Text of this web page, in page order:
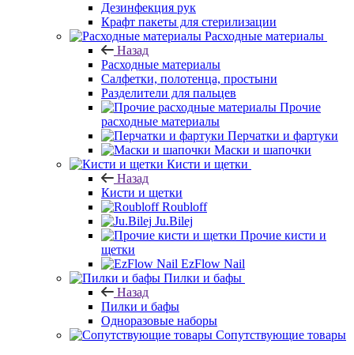
Дезинфекция рук
Крафт пакеты для стерилизации
Расходные материалы
Назад
Расходные материалы
Салфетки, полотенца, простыни
Разделители для пальцев
Прочие
расходные материалы
Перчатки и фартуки
Маски и шапочки
Кисти и щетки
Назад
Кисти и щетки
Roubloff
Ju.Bilej
Прочие кисти и
щетки
EzFlow Nail
Пилки и бафы
Назад
Пилки и бафы
Одноразовые наборы
Сопутствующие товары